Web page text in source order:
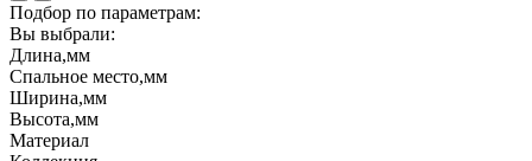
Подбор по параметрам:
Вы выбрали:
Длина,мм
Спальное место,мм
Ширина,мм
Высота,мм
Материал